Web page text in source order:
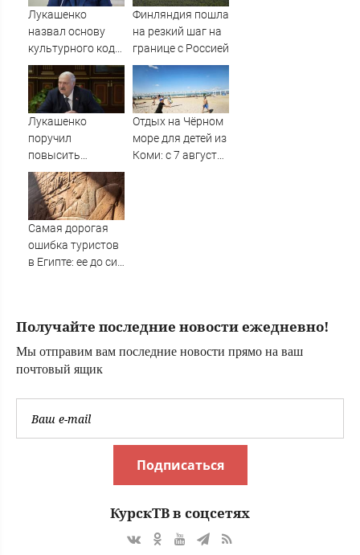
Лукашенко
назвал основу
культурного кода
белорусов
Финляндия пошла
на резкий шаг на
границе с Россией
Лукашенко
поручил
повысить
уровень жизни в
деревнях -
Новости на
Вести.ru
Отдых на Чёрном
море для детей из
Коми: с 7 августа
Самая дорогая
ошибка туристов
в Египте: ее до сих
Получайте последние новости ежедневно!
Мы отправим вам последние новости прямо на ваш
почтовый ящик
Подписаться
КурскТВ в соцсетях